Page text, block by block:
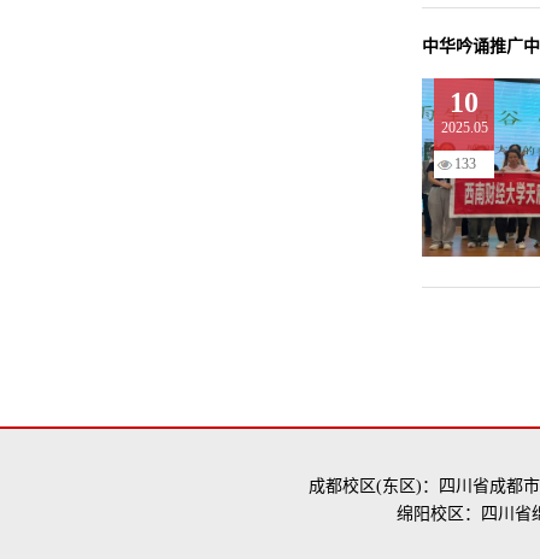
中华吟诵推广
10
2025.05
133
成都校区(东区)：四川省成都
绵阳校区：四川省